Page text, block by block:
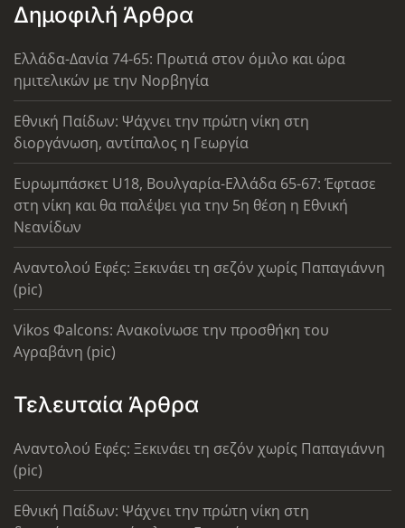
Δημοφιλή Άρθρα
Ελλάδα-Δανία 74-65: Πρωτιά στον όμιλο και ώρα
ημιτελικών με την Νορβηγία
Εθνική Παίδων: Ψάχνει την πρώτη νίκη στη
διοργάνωση, αντίπαλος η Γεωργία
Ευρωμπάσκετ U18, Βουλγαρία-Ελλάδα 65-67: Έφτασε
στη νίκη και θα παλέψει για την 5η θέση η Εθνική
Νεανίδων
Αναντολού Εφές: Ξεκινάει τη σεζόν χωρίς Παπαγιάννη
(pic)
Vikos Φalcons: Ανακοίνωσε την προσθήκη του
Αγραβάνη (pic)
Τελευταία Άρθρα
Αναντολού Εφές: Ξεκινάει τη σεζόν χωρίς Παπαγιάννη
(pic)
Εθνική Παίδων: Ψάχνει την πρώτη νίκη στη